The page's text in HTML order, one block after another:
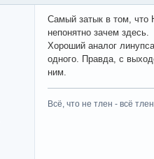
Самый затык в том, что
непонятно зачем здесь.
Хороший аналог
одного. Правда, с
ним.
Всё, что не тлен - всё